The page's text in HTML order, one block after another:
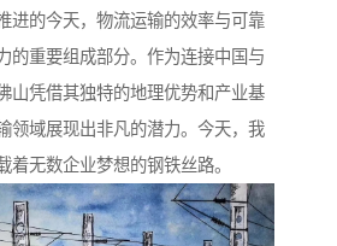
进的今天，物流运输的效率与可靠
的重要组成部分。作为连接中国与
山凭借其独特的地理优势和产业基
领域展现出非凡的潜力。今天，我
着无数企业梦想的钢铁丝路。